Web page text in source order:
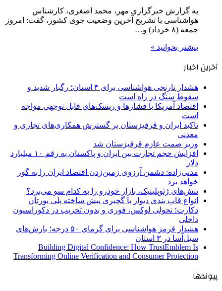
به گزارش خبرگزاری مهر، محمد اصغری، کارشناس
هواشناسی با تشریح آخرین وضعیت جوی کشور، گفت: امروز
جمعه (۸ خرداد) و…
بیشتر بخوانید »
آخرین اخبار
هشدار نارنجی هواشناسی برای ۴ استان؛ رگبار شدید و
سقوط سنگ در راه است
اقتصاد آمریکا با فشارها و ریسک‌های قابل توجهی مواجه
است
تاکید ایران و قرقیزستان بر گسترش همکاری‌های تجاری و
معدنی
وزیر صمت عازم قرقیزستان شد
افزایش حجم تجارت بین ایران و پاکستان به رقم ۱۰ میلیارد
دلار
مدنی‌زاده: دشمن آرزوی زمین‌زدن اقتصاد ایران را به گور
خواهد برد
تنش‌های ژئوپلیتیک، بازار خودرو را به کدام سو می‌برد؟
انواع قاب بندی دیوار با گچبری پیش ساخته پلی یورتان
دکارت؛ تحولی لوکس، فوری و بدون تخریب در دکوراسیون
داخلی
هشدار قرمز هواشناسی برای گرمای ۵۰ درجه؛ بارش‌های
سیل‌آسا در ۳ استان
Building Digital Confidence: How TrustEmblem Is
Transforming Online Verification and Consumer Protection
پیوندها